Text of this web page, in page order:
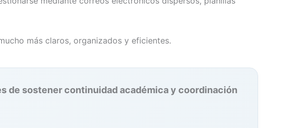
más claros, organizados y eficientes.
de sostener continuidad académica y coordinación